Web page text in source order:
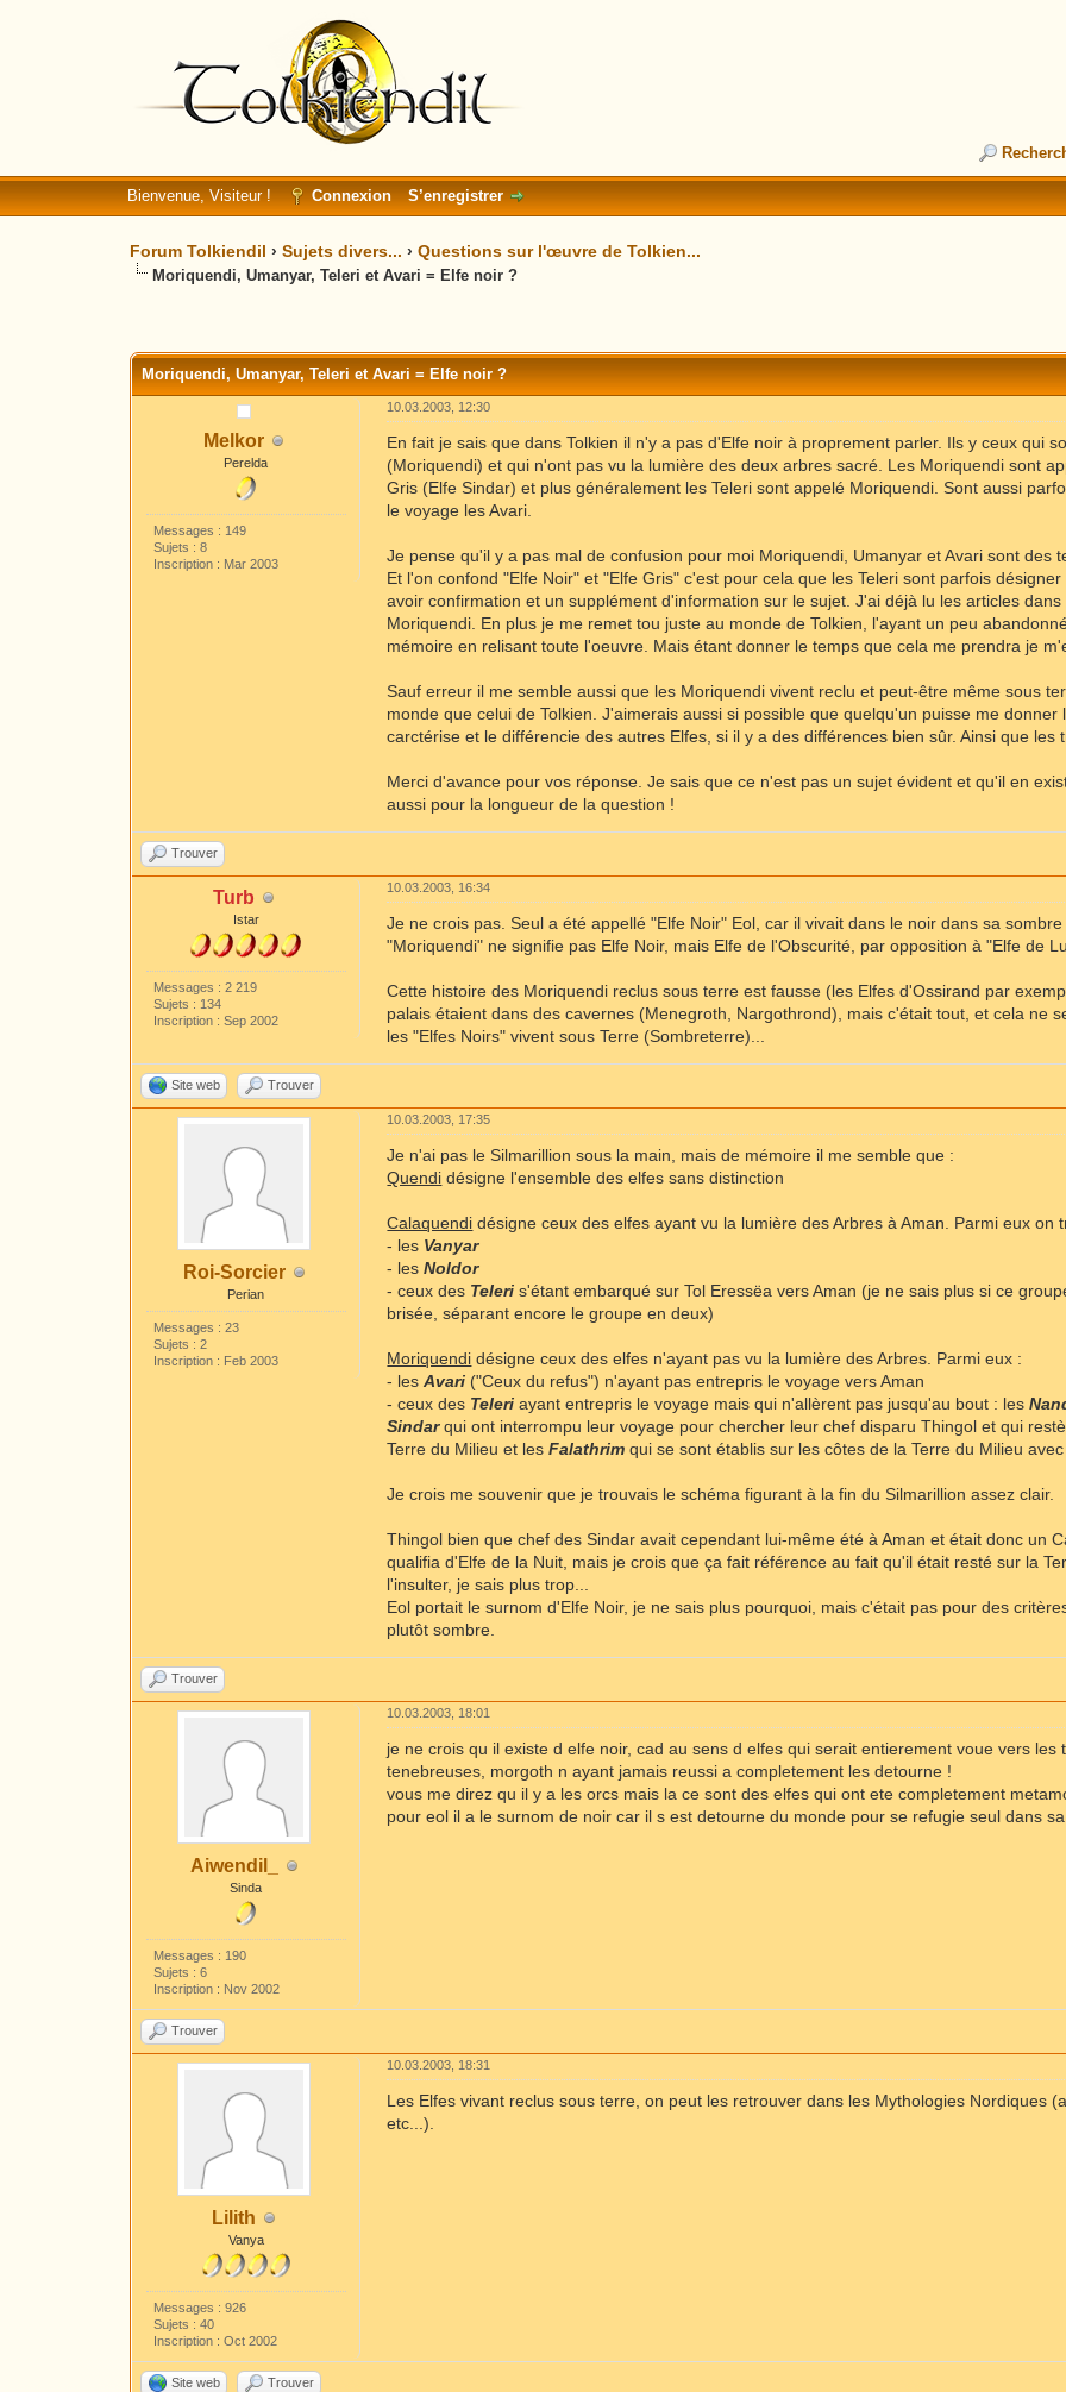
Bienvenue, Visiteur ! Connexion S’enregistrer
Forum Tolkiendil ›Sujets divers... ›Questions sur l'œuvre de Tolkien...
Moriquendi, Umanyar, Teleri et Avari = Elfe noir ?
Moriquendi, Umanyar, Teleri et Avari = Elfe noir ?
Melkor
Perelda
Messages : 149
Sujets : 8
Inscription : Mar 2003
10.03.2003, 12:30
En fait je sais que dans Tolkien il n'y a pas d'Elfe noir à proprement parler. Ils y ceux qui
(Moriquendi) et qui n'ont pas vu la lumière des deux arbres sacré. Les Moriquendi sont
Gris (Elfe Sindar) et plus généralement les Teleri sont appelé Moriquendi. Sont aussi
le voyage les Avari.
Je pense qu'il y a pas mal de confusion pour moi Moriquendi, Umanyar et Avari sont des
Et l'on confond "Elfe Noir" et "Elfe Gris" c'est pour cela que les Teleri sont parfois
avoir confirmation et un supplément d'information sur le sujet. J'ai déjà lu les articles
Moriquendi. En plus je me remet tou juste au monde de Tolkien, l'ayant un peu
mémoire en relisant toute l'oeuvre. Mais étant donner le temps que cela me prendra je
Sauf erreur il me semble aussi que les Moriquendi vivent reclu et peut-être même sous
monde que celui de Tolkien. J'aimerais aussi si possible que quelqu'un puisse me
carctérise et le différencie des autres Elfes, si il y a des différences bien sûr. Ainsi que les
Merci d'avance pour vos réponse. Je sais que ce n'est pas un sujet évident et qu'il en
aussi pour la longueur de la question !
Trouver
Turb
Istar
Messages : 2 219
Sujets : 134
Inscription : Sep 2002
10.03.2003, 16:34
Je ne crois pas. Seul a été appellé "Elfe Noir" Eol, car il vivait dans le noir dans sa
"Moriquendi" ne signifie pas Elfe Noir, mais Elfe de l'Obscurité, par opposition à "Elfe de
Cette histoire des Moriquendi reclus sous terre est fausse (les Elfes d'Ossirand par
palais étaient dans des cavernes (Menegroth, Nargothrond), mais c'était tout, et cela ne
les "Elfes Noirs" vivent sous Terre (Sombreterre)...
Site web Trouver
Roi-Sorcier
Perian
Messages : 23
Sujets : 2
Inscription : Feb 2003
10.03.2003, 17:35
Je n'ai pas le Silmarillion sous la main, mais de mémoire il me semble que :
Quendi désigne l'ensemble des elfes sans distinction
Calaquendi désigne ceux des elfes ayant vu la lumière des Arbres à Aman. Parmi eux on
- les Vanyar
- lesNoldor
- ceux des Teleris'étant embarqué sur Tol Eressëa vers Aman (je ne sais plus si ce
brisée, séparant encore le groupe en deux)
Moriquendi désigne ceux des elfes n'ayant pas vu la lumière des Arbres. Parmi eux :
- lesAvari ("Ceux du refus") n'ayant pas entrepris le voyage vers Aman
- ceux des Teleriayant entrepris le voyage mais qui n'allèrent pas jusqu'au bout : les
Sindarqui ont interrompu leur voyage pour chercher leur chef disparu Thingol et qui
Terre du Milieu et lesFalathrimqui se sont établis sur les côtes de la Terre du Milieu
Je crois me souvenir que je trouvais le schéma figurant à la fin du Silmarillion assez clair.
Thingol bien que chef des Sindar avait cependant lui-même été à Aman et était donc un
qualifia d'Elfe de la Nuit, mais je crois que ça fait référence au fait qu'il était resté sur la
l'insulter, je sais plus trop...
Eol portait le surnom d'Elfe Noir, je ne sais plus pourquoi, mais c'était pas pour des
plutôt sombre.
Trouver
Aiwendil_
Sinda
Messages : 190
Sujets : 6
Inscription : Nov 2002
10.03.2003, 18:01
je ne crois qu il existe d elfe noir, cad au sens d elfes qui serait entierement voue vers
tenebreuses, morgoth n ayant jamais reussi a completement les detourne !
vous me direz qu il y a les orcs mais la ce sont des elfes qui ont ete completement
pour eol il a le surnom de noir car il s est detourne du monde pour se refugie seul dans
Trouver
Lilith
Vanya
Messages : 926
Sujets : 40
Inscription : Oct 2002
10.03.2003, 18:31
Les Elfes vivant reclus sous terre, on peut les retrouver dans les Mythologies Nordiques
etc...).
Site web Trouver